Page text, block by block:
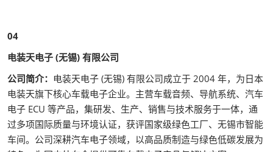
04
电装天电子 (无锡) 有限公司
公司简介： 电装天电子 (无锡) 有限公司成立于 2004 年，为日本
电装天旗下核心车载电子企业。主营车载音频、导航系统、汽车
电子 ECU 等产品，集研发、生产、销售与技术服务于一体，通
过多项国际质量与环境认证，获评国家级绿色工厂、无锡市智能
车间。公司深耕汽车电子领域，以高品质制造与绿色低碳发展为